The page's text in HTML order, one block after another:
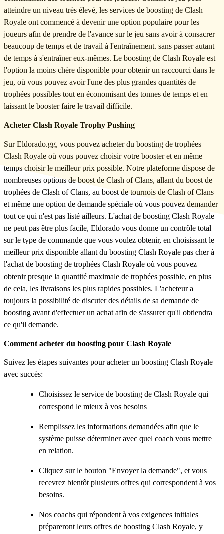
atteindre un niveau très élevé, les services de boosting de Clash
Royale ont commencé à devenir une option populaire pour les
joueurs afin de prendre de l'avance sur le jeu sans avoir à consacrer
beaucoup de temps et de travail à l'entraînement. sans passer autant
de temps à s'entraîner eux-mêmes. Le boosting de Clash Royale est
l'option la moins chère disponible pour obtenir un raccourci dans le
jeu, où vous pouvez avoir l'une des plus grandes quantités de
trophées possibles tout en économisant des tonnes de temps et en
laissant le booster faire le travail difficile.
Acheter Clash Royale Trophy Pushing
Sur Eldorado.gg, vous pouvez acheter du boosting de trophées
Clash Royale où vous pouvez choisir votre booster et en même
temps choisir le meilleur prix possible. Notre plateforme dispose de
nombreuses options de boost de Clash of Clans, allant du boost de
trophées de Clash of Clans, au boost de tournois de Clash of Clans
et même une option de demande spéciale où vous pouvez demander
tout ce qui n'est pas listé ailleurs. L'achat de boosting Clash Royale
ne peut pas être plus facile, Eldorado vous donne un contrôle total
sur le type de commande que vous voulez obtenir, en choisissant le
meilleur prix disponible allant du boosting Clash Royale pas cher à
l'achat de boosting de trophées Clash Royale où vous pouvez
obtenir presque la quantité maximale de trophées possible, en plus
de cela, les livraisons les plus rapides possibles. L'acheteur a
toujours la possibilité de discuter des détails de sa demande de
boosting avant d'effectuer un achat afin de s'assurer qu'il obtiendra
ce qu'il demande.
Comment acheter du boosting pour Clash Royale
Suivez les étapes suivantes pour acheter un boosting Clash Royale
avec succès:
Choisissez le service de boosting de Clash Royale qui
correspond le mieux à vos besoins
Remplissez les informations demandées afin que le
système puisse déterminer avec quel coach vous mettre
en relation.
Cliquez sur le bouton "Envoyer la demande", et vous
recevrez bientôt plusieurs offres qui correspondent à vos
besoins.
Nos coachs qui répondent à vos exigences initiales
prépareront leurs offres de boosting Clash Royale, y